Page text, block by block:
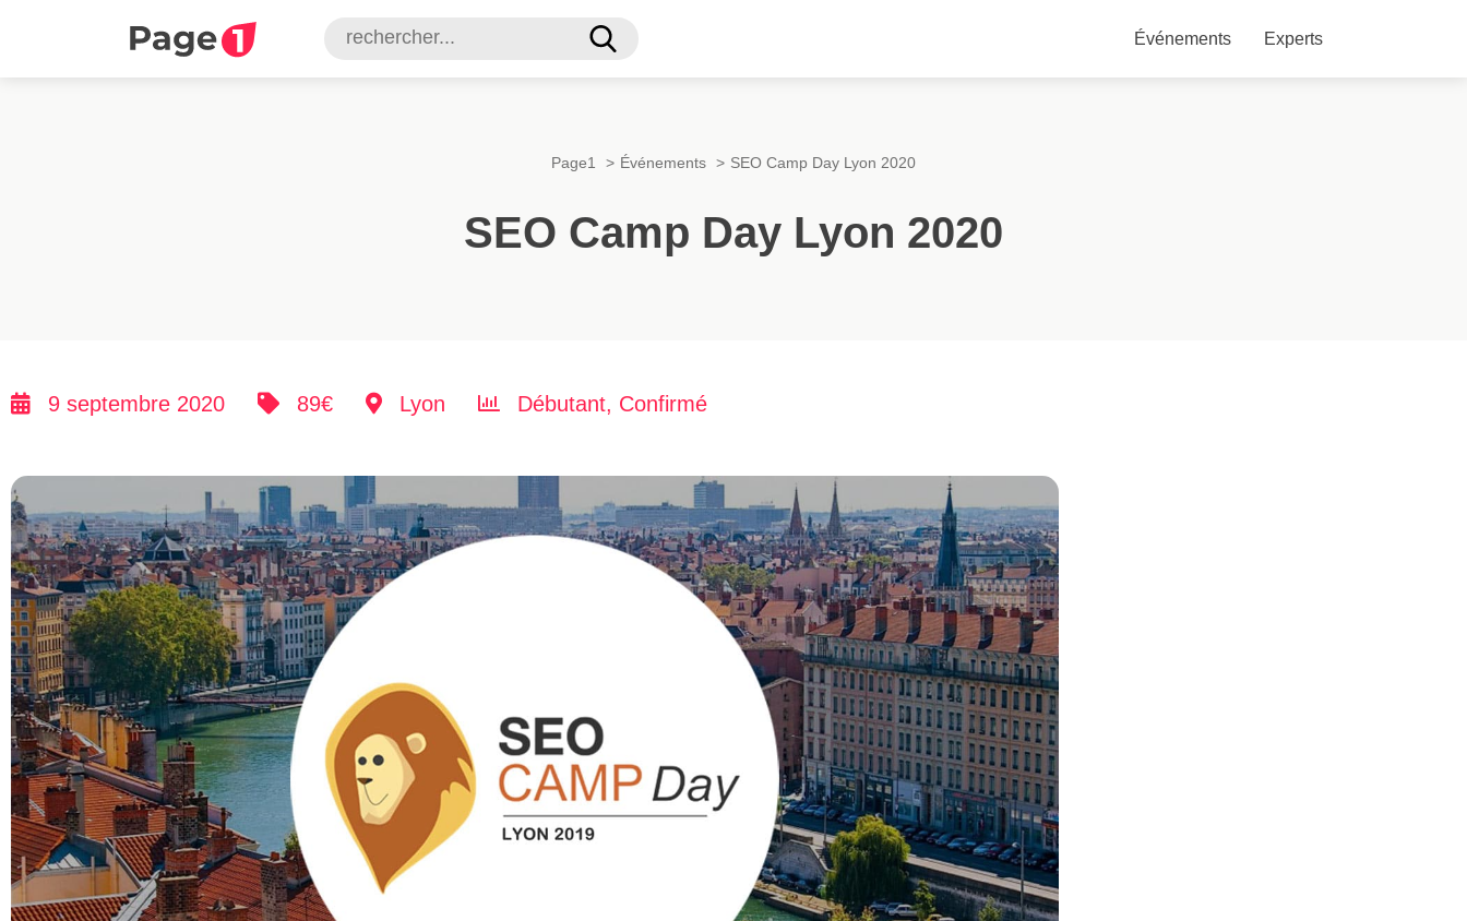
Recherche Événements Experts
Page1 Événements SEO Camp Day Lyon 2020
SEO Camp Day Lyon 2020
9 septembre 2020 89€ Lyon Débutant, Confirmé